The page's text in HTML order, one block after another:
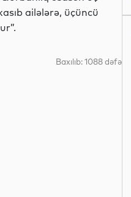
ailələrə, üçüncü
Baxılıb: 1088 dəfə